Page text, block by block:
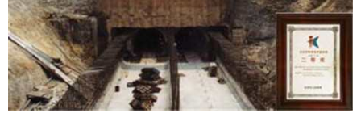
招标公
行业资
媒体聚